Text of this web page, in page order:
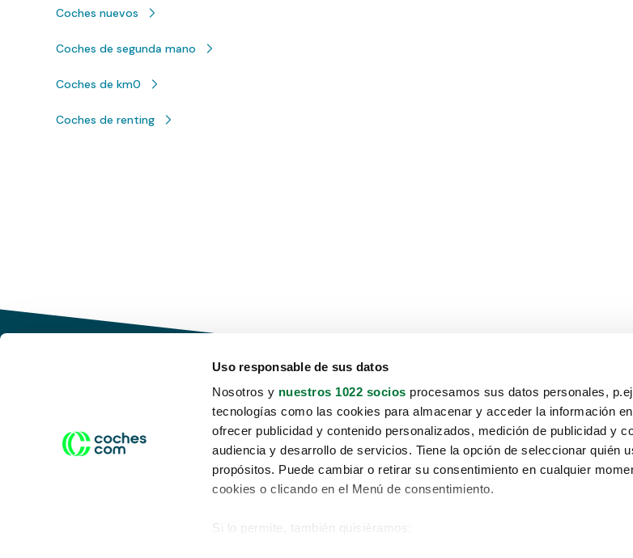
Uso responsable de sus datos
Nosotros y nuestros 1022 socios procesamos sus datos personales,
tecnologías como las cookies para almacenar y acceder la información
ofrecer publicidad y contenido personalizados, medición de publicidad y
audiencia y desarrollo de servicios. Tiene la opción de seleccionar quién
propósitos. Puede cambiar o retirar su consentimiento en cualquier
cookies o clicando en el Menú de consentimiento.
Si lo permite, también quisiéramos:
Coches nuevos
Coches de segunda mano
Coches de km0
Coches de renting
Conduce tu futuro,
desata tu movilidad